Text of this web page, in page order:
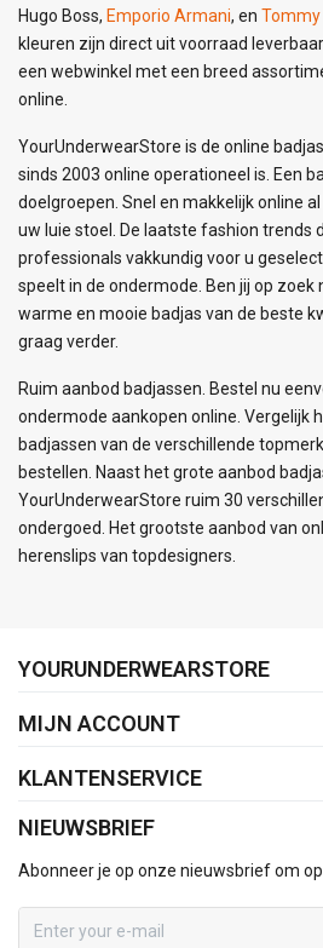
Hugo Boss, Emporio Armani, en Tommy
kleuren zijn direct uit voorraad
een webwinkel met een breed
online.
YourUnderwearStore is de online
sinds 2003 online operationeel is. Een
doelgroepen. Snel en makkelijk online
uw luie stoel. De laatste fashion trends
professionals vakkundig voor u
speelt in de ondermode. Ben jij op zoek
warme en mooie badjas van de beste
graag verder.
Ruim aanbod badjassen. Bestel nu
ondermode aankopen online. Vergelijk
badjassen van de verschillende
bestellen. Naast het grote aanbod
YourUnderwearStore ruim 30
ondergoed. Het grootste aanbod van
herenslips van topdesigners.
YOURUNDERWEARSTORE
MIJN ACCOUNT
KLANTENSERVICE
NIEUWSBRIEF
Abonneer je op onze nieuwsbrief om